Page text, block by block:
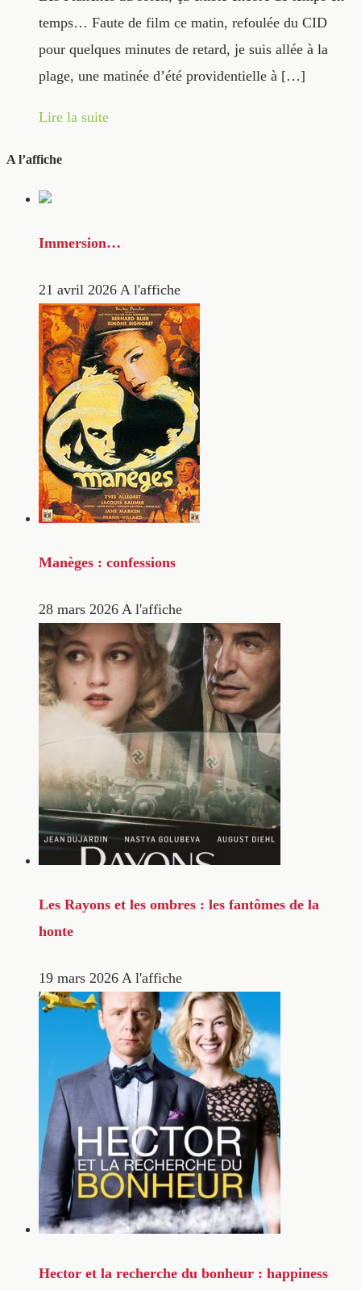
temps… Faute de film ce matin, refoulée du CID
pour quelques minutes de retard, je suis allée à la
plage, une matinée d’été providentielle à […]
Lire la suite
A l’affiche
Immersion…
21 avril 2026 A l'affiche
Manèges : confessions
28 mars 2026 A l'affiche
Les Rayons et les ombres : les fantômes de la
honte
19 mars 2026 A l'affiche
Hector et la recherche du bonheur : happiness